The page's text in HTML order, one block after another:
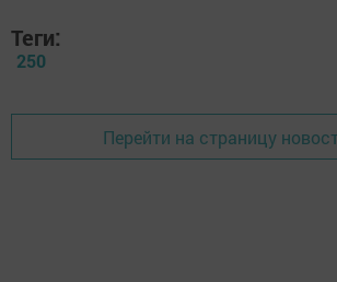
Теги:
250
Перейти на страницу